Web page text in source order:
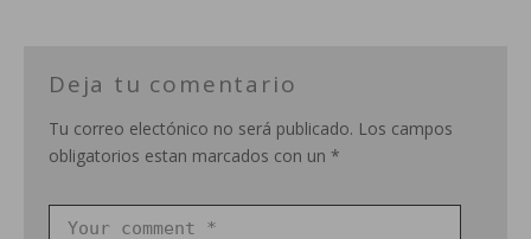
Deja tu comentario
Tu correo electónico no será publicado. Los campos
obligatorios estan marcados con un *